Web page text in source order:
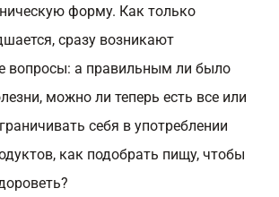
форму. Как только
сразу возникают
вопросы: а правильным ли было
можно ли теперь есть все или
себя в употреблении
как подобрать пищу, чтобы